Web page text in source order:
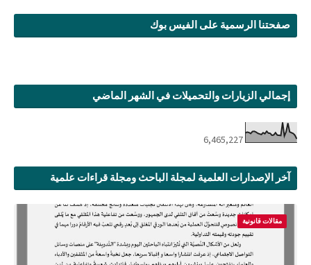
صفحتنا الرسمية على الفيس بوك
إجمالي الزيارات والتحميلات في الشهر الماضي
6,465,227
آخر الإصدارات العلمية لمجلة الباحث ومجلة قراءات علمية
مقالات قانونية